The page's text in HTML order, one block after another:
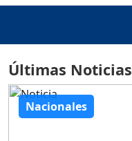
Últimas Noticias
Nacionales